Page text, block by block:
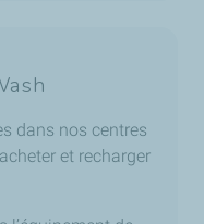
dans nos centres
et recharger